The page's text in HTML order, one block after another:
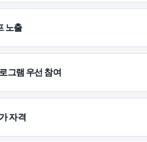
노출
그램 우선 참여
자격